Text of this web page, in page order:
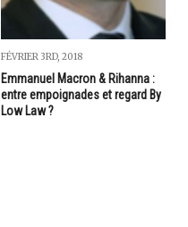
FÉVRIER 3RD, 2018
Emmanuel Macron & Rihanna :
entre empoignades et regard By
Low Law ?